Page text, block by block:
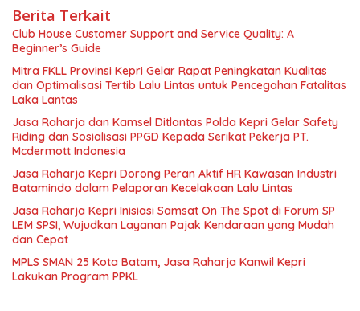
Berita Terkait
Club House Customer Support and Service Quality: A
Beginner’s Guide
Mitra FKLL Provinsi Kepri Gelar Rapat Peningkatan Kualitas
dan Optimalisasi Tertib Lalu Lintas untuk Pencegahan Fatalitas
Laka Lantas
Jasa Raharja dan Kamsel Ditlantas Polda Kepri Gelar Safety
Riding dan Sosialisasi PPGD Kepada Serikat Pekerja PT.
Mcdermott Indonesia
Jasa Raharja Kepri Dorong Peran Aktif HR Kawasan Industri
Batamindo dalam Pelaporan Kecelakaan Lalu Lintas
Jasa Raharja Kepri Inisiasi Samsat On The Spot di Forum SP
LEM SPSI, Wujudkan Layanan Pajak Kendaraan yang Mudah
dan Cepat
MPLS SMAN 25 Kota Batam, Jasa Raharja Kanwil Kepri
Lakukan Program PPKL